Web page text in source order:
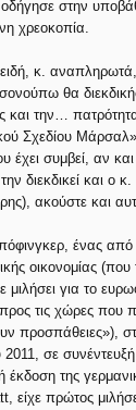
οδήγησε στην
χρεοκοπία.
κ. αναπληρωτά,
θα
και την…
Σχεδίου
έχει συμβεί, αν
διεκδικεί και ο κ.
ακούστε και
ένας από
οικονομίας (που
μιλήσει για το
τις χώρες που
προσπάθειες»),
2011, σε
έκδοση της
είχε πρώτος